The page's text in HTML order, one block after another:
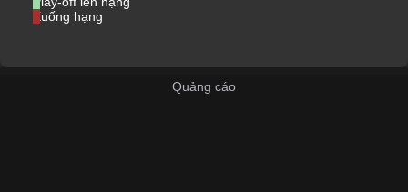
Xuống hạng